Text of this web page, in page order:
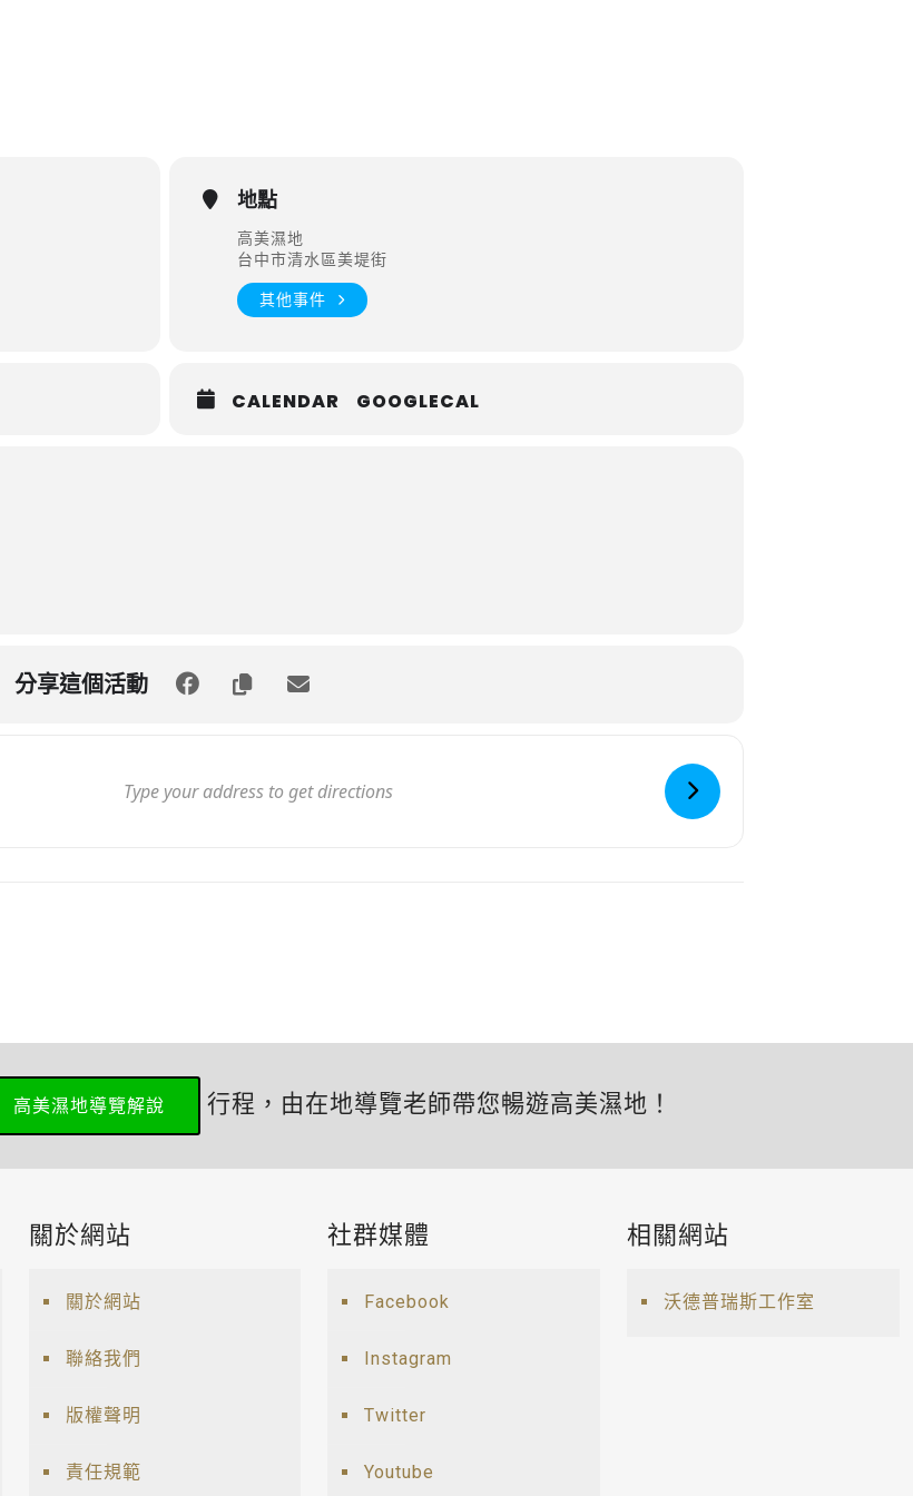
地點
高美濕地
台中市清水區美堤街
其他事件
CALENDAR GOOGLECAL
分享這個活動
高美濕地導覽解說 行程，由在地導覽老師帶您暢遊高美濕地！
關於網站
關於網站
聯絡我們
版權聲明
責任規範
社群媒體
Facebook
Instagram
Twitter
Youtube
相關網站
沃德普瑞斯工作室